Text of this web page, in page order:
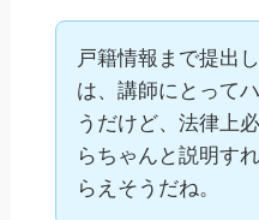
戸籍情報まで提出
は、講師にとって
うだけど、法律上
らちゃんと説明す
らえそうだね。